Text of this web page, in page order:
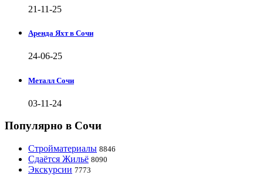
21-11-25
Аренда Яхт в Сочи
24-06-25
Металл Сочи
03-11-24
Популярно в Сочи
Стройматериалы 8846
Сдаётся Жильё 8090
Экскурсии 7773